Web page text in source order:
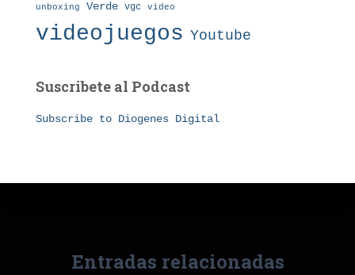
unboxing Verde vgc video
videojuegos Youtube
Suscribete al Podcast
Subscribe to Diogenes Digital
Entradas relacionadas